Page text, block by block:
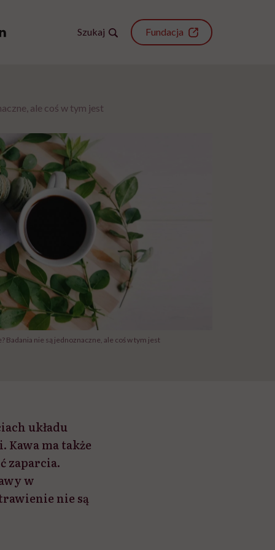
Szukaj Fundacja
ale coś w tym jest
nie są jednoznaczne, ale coś w tym jest
układu
ma także
zaparcia.
w
nie są